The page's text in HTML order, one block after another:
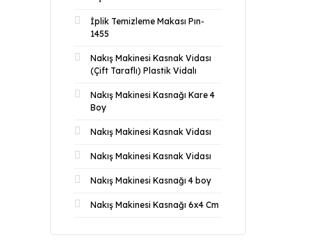
İplik Temizleme Makası Pın-
1455
Nakış Makinesi Kasnak Vidası
(Çift Taraflı) Plastik Vidalı
Nakış Makinesi Kasnağı Kare 4
Boy
Nakış Makinesi Kasnak Vidası
Nakış Makinesi Kasnak Vidası
Nakış Makinesi Kasnağı 4 boy
Nakış Makinesi Kasnağı 6x4 Cm